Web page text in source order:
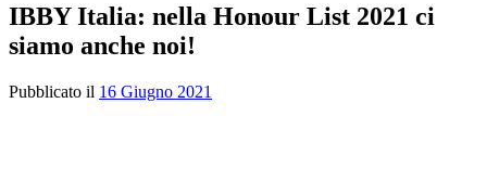
IBBY Italia: nella Honour List 2021 ci
siamo anche noi!
Pubblicato il 16 Giugno 2021